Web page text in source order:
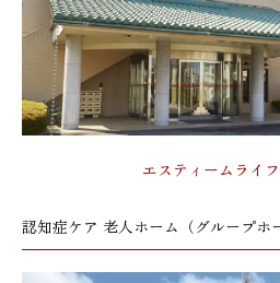
エスティームライ
認知症ケア 老人ホーム（グループホ